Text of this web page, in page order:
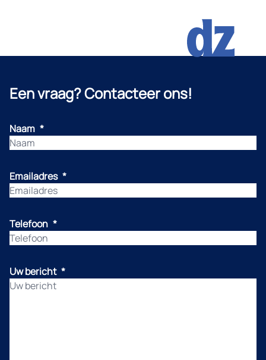
Een vraag? Contacteer ons!
Naam *
Emailadres *
Telefoon *
Uw bericht *